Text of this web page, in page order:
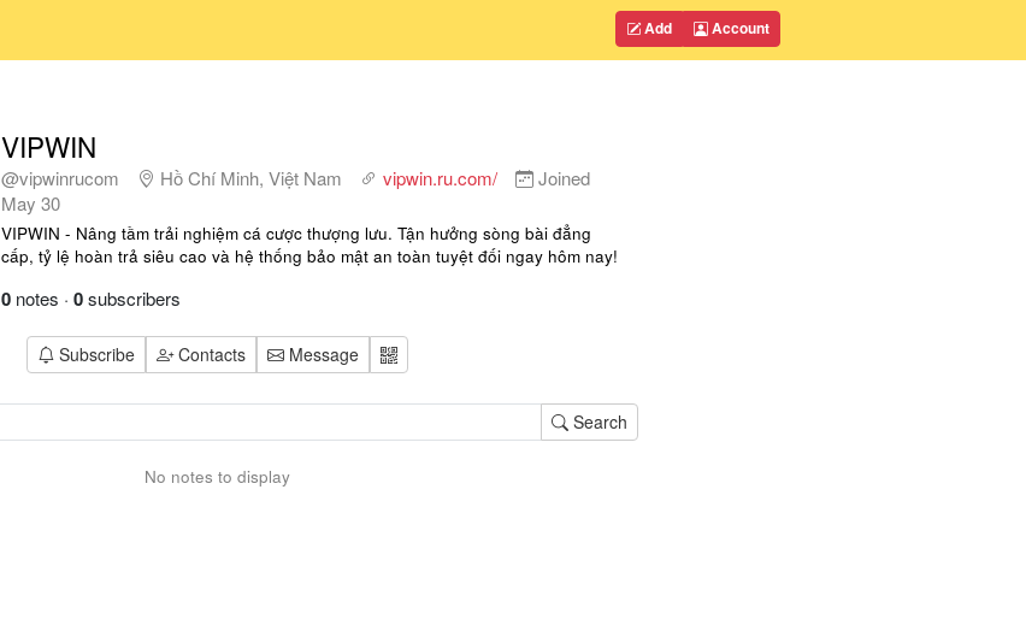
Add Account
VIPWIN
@vipwinrucom Hồ Chí Minh, Việt Nam vipwin.ru.com/
Joined
May 30
VIPWIN - Nâng tầm trải nghiệm cá cược thượng lưu. Tận hưởng sòng bài đẳng
cấp, tỷ lệ hoàn trả siêu cao và hệ thống bảo mật an toàn tuyệt đối ngay hôm nay!
0 notes · 0subscribers
Subscribe Contacts Message
Search
No notes to display